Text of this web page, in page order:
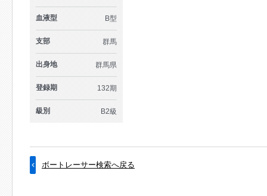
血液型 B型
支部 群馬
出身地 群馬県
登録期 132期
級別 B2級
ボートレーサー検索へ戻る